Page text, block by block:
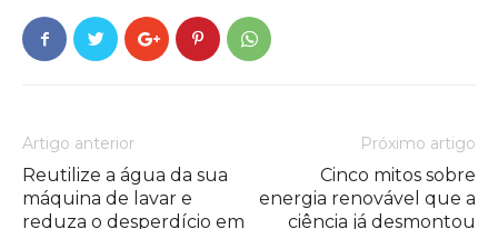
Artigo anterior
Reutilize a água da sua
máquina de lavar e
reduza o desperdício em
Próximo artigo
Cinco mitos sobre
energia renovável que a
ciência já desmontou